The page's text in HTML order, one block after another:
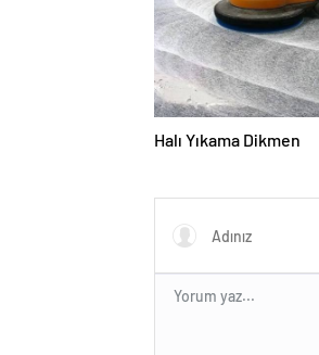
Halı Yıkama Dikmen